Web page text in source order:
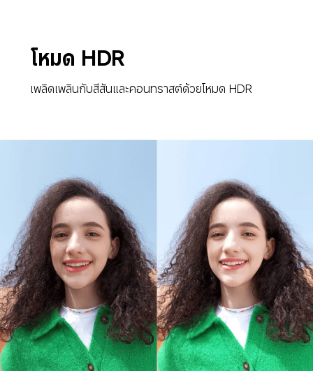
โหมด HDR
เพลิดเพลินกับสีสันและคอนทราสต์ด้วยโหมด HDR